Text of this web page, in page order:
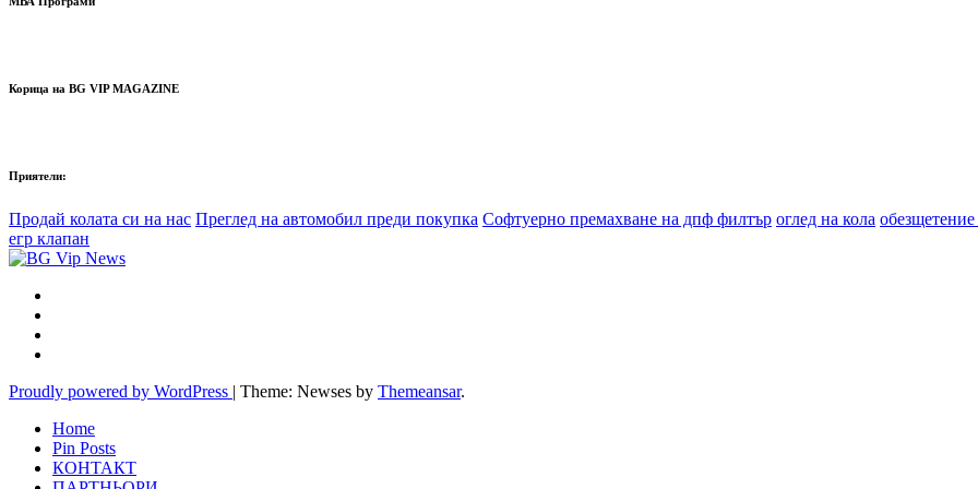
Корица на BG VIP MAGAZINE
Приятели:
Продай колата си на нас Преглед на автомобил преди покупка Софтуерно премахване на дпф филтър оглед на кола
егр клапан
Proudly powered by WordPress | Theme: Newses by Themeansar.
Home
Pin Posts
КОНТАКТ